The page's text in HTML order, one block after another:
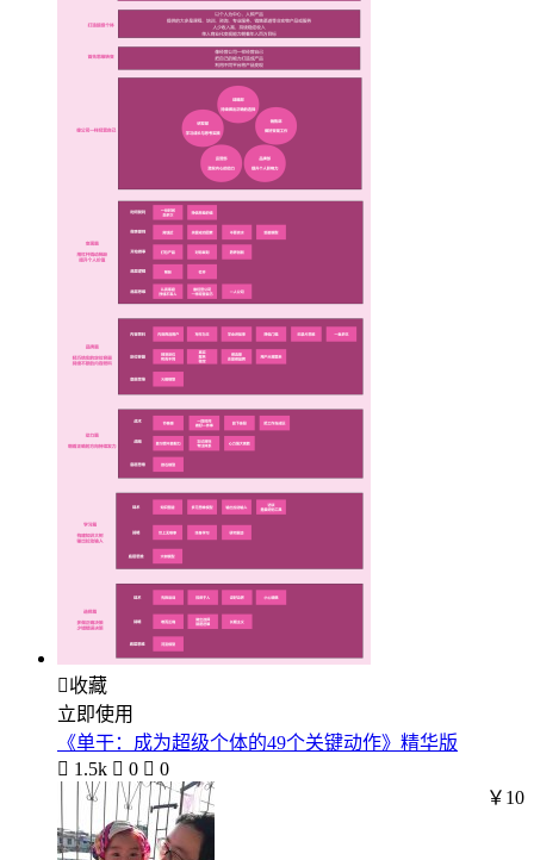
收藏
立即使用
《单干：成为超级个体的49个关键动作》精华版
 1.5k  0  0
￥10